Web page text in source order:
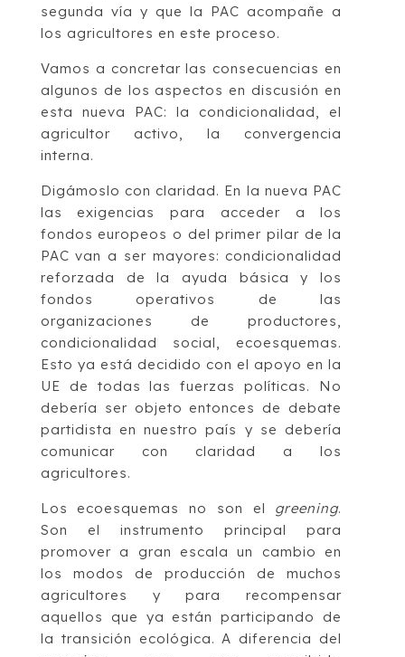
segunda vía y que la PAC acompañe a
los agricultores en este proceso.
Vamos a concretar las consecuencias en
algunos de los aspectos en discusión en
esta nueva PAC: la condicionalidad, el
agricultor activo, la convergencia
interna.
Digámoslo con claridad. En la nueva PAC
las exigencias para acceder a los
fondos europeos o del primer pilar de la
PAC van a ser mayores: condicionalidad
reforzada de la ayuda básica y los
fondos operativos de las
organizaciones de productores,
condicionalidad social, ecoesquemas.
Esto ya está decidido con el apoyo en la
UE de todas las fuerzas políticas. No
debería ser objeto entonces de debate
partidista en nuestro país y se debería
comunicar con claridad a los
agricultores.
Los ecoesquemas no son el greening.
Son el instrumento principal para
promover a gran escala un cambio en
los modos de producción de muchos
agricultores y para recompensar
aquellos que ya están participando de
la transición ecológica. A diferencia del